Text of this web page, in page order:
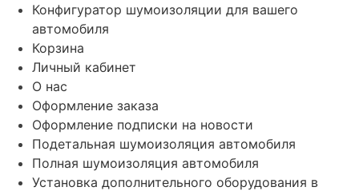
Конфигуратор шумоизоляции для вашего
автомобиля
Корзина
Личный кабинет
О нас
Оформление заказа
Оформление подписки на новости
Подетальная шумоизоляция автомобиля
Полная шумоизоляция автомобиля
Установка дополнительного оборудования в